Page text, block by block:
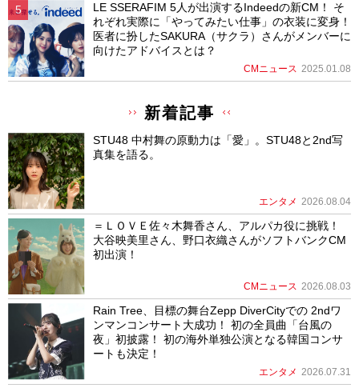
LE SSERAFIM 5人が出演するIndeedの新CM！ そ
れぞれ実際に「やってみたい仕事」の衣装に変身！
医者に扮したSAKURA（サクラ）さんがメンバーに
向けたアドバイスとは？
CMニュース 2025.01.08
新着記事
STU48 中村舞の原動力は「愛」。STU48と2nd写
真集を語る。
エンタメ 2026.08.04
＝ＬＯＶＥ佐々木舞香さん、アルパカ役に挑戦！
大谷映美里さん、野口衣織さんがソフトバンクCM
初出演！
CMニュース 2026.08.03
Rain Tree、目標の舞台Zepp DiverCityでの 2ndワ
ンマンコンサート大成功！ 初の全員曲「台風の
夜」初披露！ 初の海外単独公演となる韓国コンサ
ートも決定！
エンタメ 2026.07.31